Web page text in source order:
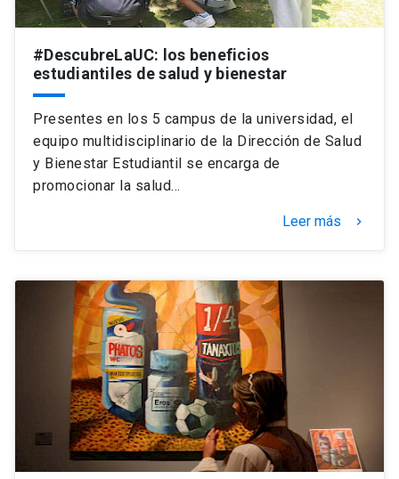
#DescubreLaUC: los beneficios
estudiantiles de salud y bienestar
Presentes en los 5 campus de la universidad, el
equipo multidisciplinario de la Dirección de Salud
y Bienestar Estudiantil se encarga de
promocionar la salud…
Leer más keyboard_arrow_right